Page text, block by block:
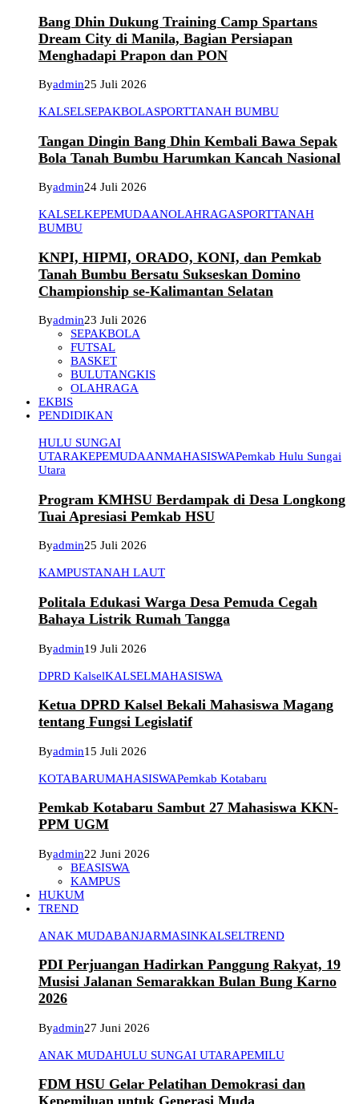
Bang Dhin Dukung Training Camp Spartans
Dream City di Manila, Bagian Persiapan
Menghadapi Prapon dan PON
Byadmin25 Juli 2026
KALSELSEPAKBOLASPORTTANAH BUMBU
Tangan Dingin Bang Dhin Kembali Bawa Sepak
Bola Tanah Bumbu Harumkan Kancah Nasional
Byadmin24 Juli 2026
KALSELKEPEMUDAANOLAHRAGASPORTTANAH
BUMBU
KNPI, HIPMI, ORADO, KONI, dan Pemkab
Tanah Bumbu Bersatu Sukseskan Domino
Championship se-Kalimantan Selatan
Byadmin23 Juli 2026
SEPAKBOLA
FUTSAL
BASKET
BULUTANGKIS
OLAHRAGA
EKBIS
PENDIDIKAN
HULU SUNGAI
UTARAKEPEMUDAANMAHASISWAPemkab Hulu Sungai
Utara
Program KMHSU Berdampak di Desa Longkong
Tuai Apresiasi Pemkab HSU
Byadmin25 Juli 2026
KAMPUSTANAH LAUT
Politala Edukasi Warga Desa Pemuda Cegah
Bahaya Listrik Rumah Tangga
Byadmin19 Juli 2026
DPRD KalselKALSELMAHASISWA
Ketua DPRD Kalsel Bekali Mahasiswa Magang
tentang Fungsi Legislatif
Byadmin15 Juli 2026
KOTABARUMAHASISWAPemkab Kotabaru
Pemkab Kotabaru Sambut 27 Mahasiswa KKN-
PPM UGM
Byadmin22 Juni 2026
BEASISWA
KAMPUS
HUKUM
TREND
ANAK MUDABANJARMASINKALSELTREND
PDI Perjuangan Hadirkan Panggung Rakyat, 19
Musisi Jalanan Semarakkan Bulan Bung Karno
2026
Byadmin27 Juni 2026
ANAK MUDAHULU SUNGAI UTARAPEMILU
FDM HSU Gelar Pelatihan Demokrasi dan